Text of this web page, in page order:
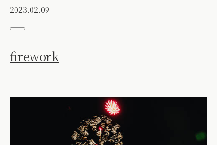
2023.02.09
firework